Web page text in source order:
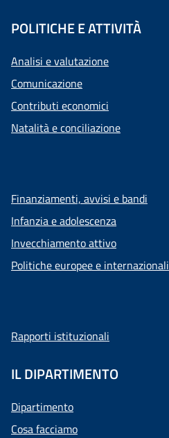
POLITICHE E ATTIVITÀ
Analisi e valutazione
Comunicazione
Contributi economici
Natalità e conciliazione
Finanziamenti, avvisi e bandi
Infanzia e adolescenza
Invecchiamento attivo
Politiche europee e internazionali
Rapporti istituzionali
IL DIPARTIMENTO
Dipartimento
Cosa facciamo